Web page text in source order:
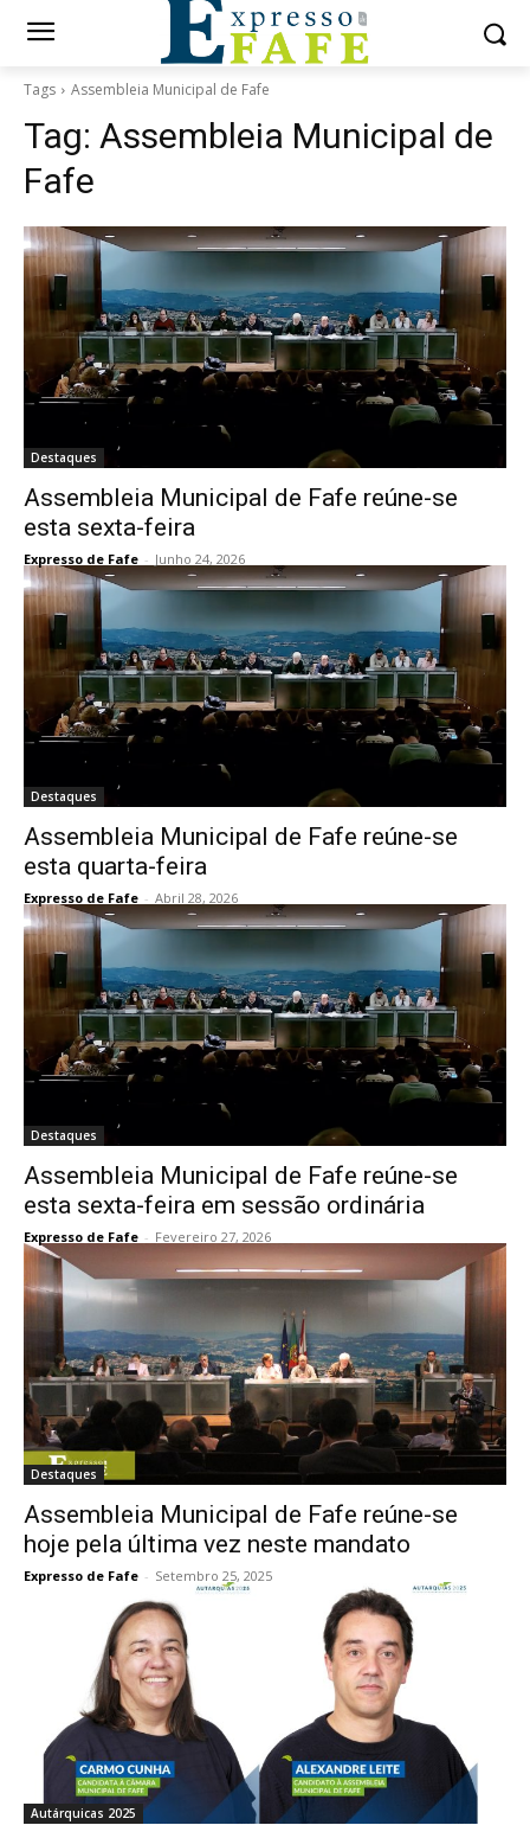
Tags Assembleia Municipal de Fafe
Tag: Assembleia Municipal de
Fafe
Destaques
Assembleia Municipal de Fafe reúne-se
esta sexta-feira
Expresso de Fafe - Junho 24, 2026
Destaques
Assembleia Municipal de Fafe reúne-se
esta quarta-feira
Expresso de Fafe - Abril 28, 2026
Destaques
Assembleia Municipal de Fafe reúne-se
esta sexta-feira em sessão ordinária
Expresso de Fafe - Fevereiro 27, 2026
Destaques
Assembleia Municipal de Fafe reúne-se
hoje pela última vez neste mandato
Expresso de Fafe - Setembro 25, 2025
Autárquicas 2025